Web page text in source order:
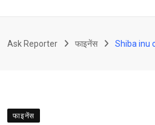
Ask Reporter फाइनेंस Shiba inu
फाइनेंस